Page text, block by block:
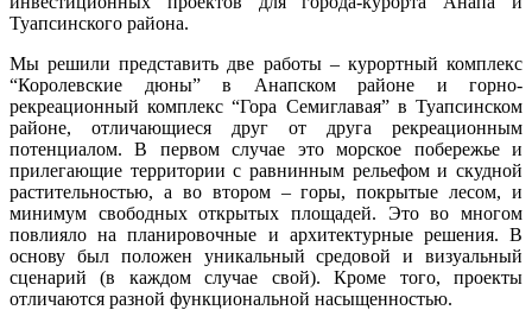
Туапсинского района.
Мы решили представить две работы – курортный комплекс
“Королевские дюны” в Анапском районе и горно­
рекреационный комплекс “Гора Семиглавая” в Туапсинском
районе, отличающиеся друг от друга рекреационным
потенциалом. В первом случае это морское побережье и
прилегающие территории с равнинным рельефом и скудной
растительностью, а во втором – горы, покрытые лесом, и
минимум свободных открытых площадей. Это во многом
повлияло на планировочные и архитектурные решения. В
основу был положен уникальный средовой и визуальный
сценарий (в каждом случае свой). Кроме того, проекты
отличаются разной функциональной насыщенностью.